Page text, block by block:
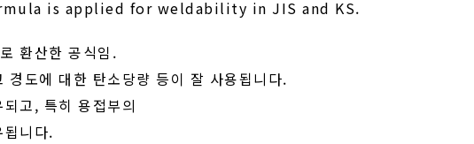
is applied for weldability in JIS and KS.
환산한 공식임.
도에 대한 탄소당량 등이 잘 사용됩니다.
고, 특히 용접부의
니다.